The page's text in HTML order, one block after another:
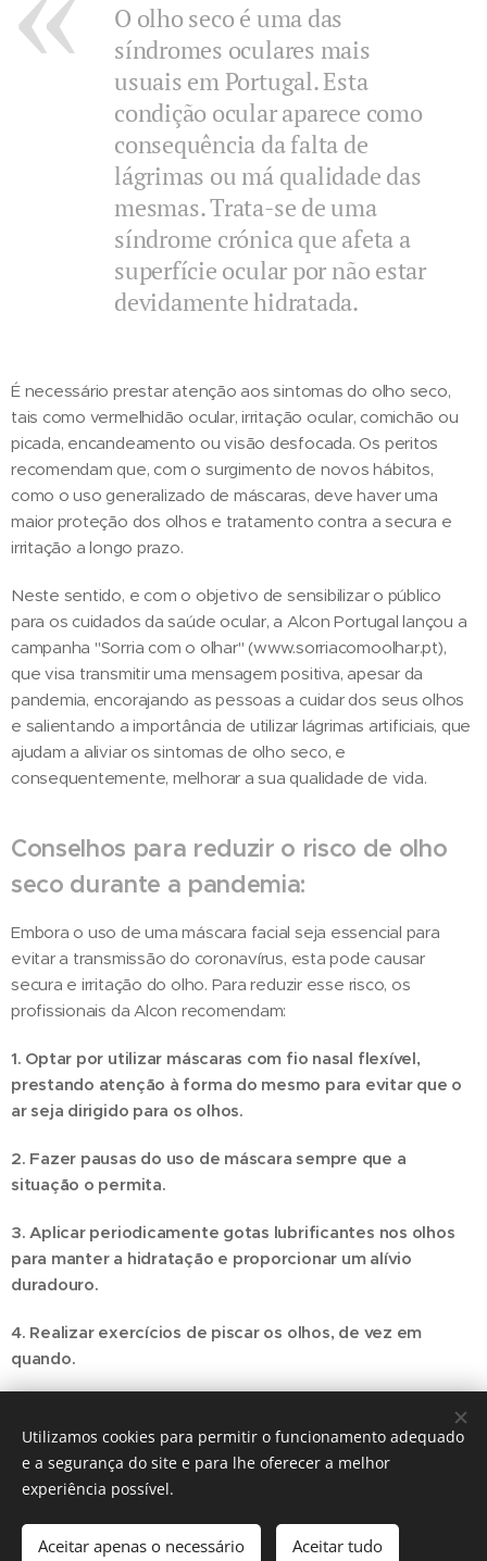
O olho seco é uma das
síndromes oculares mais
usuais em Portugal. Esta
condição ocular aparece como
consequência da falta de
lágrimas ou má qualidade das
mesmas. Trata-se de uma
síndrome crónica que afeta a
superfície ocular por não estar
devidamente hidratada.
É necessário prestar atenção aos sintomas do olho seco,
tais como vermelhidão ocular, irritação ocular, comichão ou
picada, encandeamento ou visão desfocada. Os peritos
recomendam que, com o surgimento de novos hábitos,
como o uso generalizado de máscaras, deve haver uma
maior proteção dos olhos e tratamento contra a secura e
irritação a longo prazo.
Neste sentido, e com o objetivo de sensibilizar o público
para os cuidados da saúde ocular, a Alcon Portugal lançou a
campanha "Sorria com o olhar" (www.sorriacomoolhar.pt),
que visa transmitir uma mensagem positiva, apesar da
pandemia, encorajando as pessoas a cuidar dos seus olhos
e salientando a importância de utilizar lágrimas artificiais, que
ajudam a aliviar os sintomas de olho seco, e
consequentemente, melhorar a sua qualidade de vida.
Conselhos para reduzir o risco de olho
seco durante a pandemia:
Embora o uso de uma máscara facial seja essencial para
evitar a transmissão do coronavírus, esta pode causar
secura e irritação do olho. Para reduzir esse risco, os
profissionais da Alcon recomendam:
1. Optar por utilizar máscaras com fio nasal flexível,
prestando atenção à forma do mesmo para evitar que o
ar seja dirigido para os olhos.
2. Fazer pausas do uso de máscara sempre que a
situação o permita.
3. Aplicar periodicamente gotas lubrificantes nos olhos
para manter a hidratação e proporcionar um alívio
duradouro.
4. Realizar exercícios de piscar os olhos, de vez em
quando.
Share
Utilizamos cookies para permitir o funcionamento adequado
e a segurança do site e para lhe oferecer a melhor
experiência possível.
Aceitar apenas o necessário Aceitar tudo